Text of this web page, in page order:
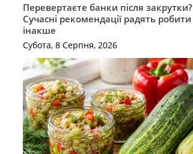
Перевертаєте банки після закрутки?
Сучасні рекомендації радять робити
інакше
Субота, 8 Серпня, 2026